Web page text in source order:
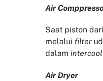
Air
Saat piston
melalui filter
dalam
Air Dryer